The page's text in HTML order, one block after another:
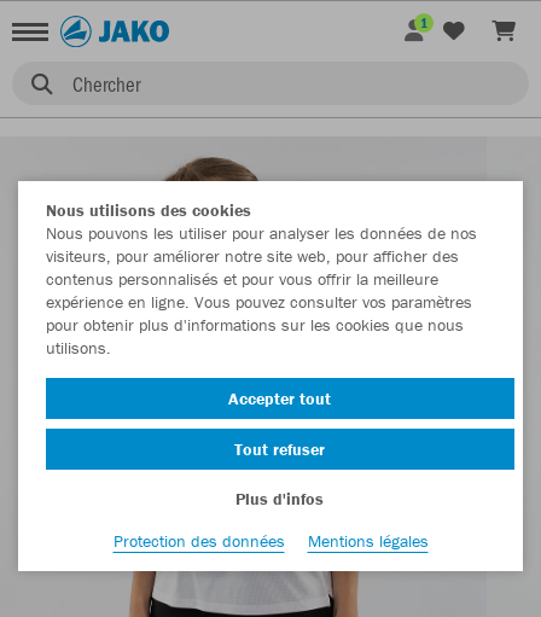
Chercher
1
Nous utilisons des cookies
Nous pouvons les utiliser pour analyser les données de nos
visiteurs, pour améliorer notre site web, pour afficher des
contenus personnalisés et pour vous offrir la meilleure
expérience en ligne. Vous pouvez consulter vos paramètres
pour obtenir plus d'informations sur les cookies que nous
utilisons.
Accepter tout
Tout refuser
Plus d'infos
Protection des données
Mentions légales